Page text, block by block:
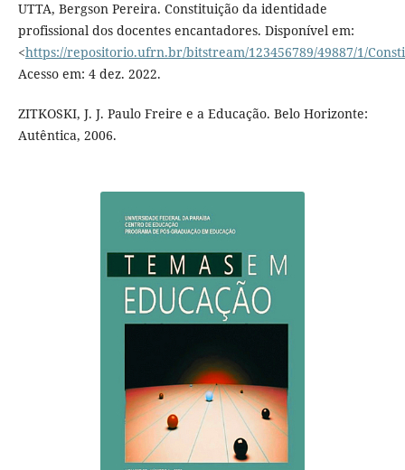
UTTA, Bergson Pereira. Constituição da identidade
profissional dos docentes encantadores. Disponível em:
<https://repositorio.ufrn.br/bitstream/123456789/49887/1/
Acesso em: 4 dez. 2022.
ZITKOSKI, J. J. Paulo Freire e a Educação. Belo Horizonte:
Autêntica, 2006.